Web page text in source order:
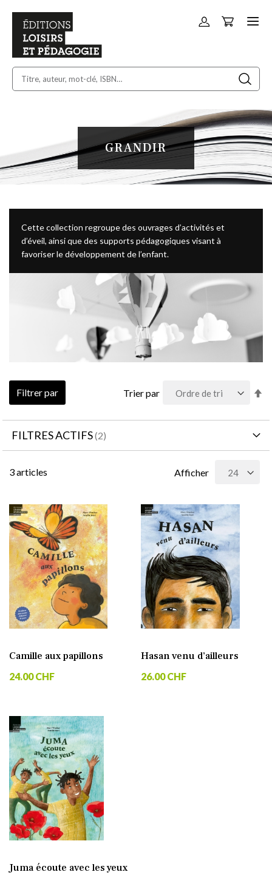
Allez
Panier
GRANDIR
Cette collection regroupe des ouvrages d’activités et
d’éveil, ainsi que des supports pédagogiques visant à
favoriser le développement de l’enfant.
3articles Afficher
Trier par
Camille aux papillons
24.00 CHF
Hasan venu d’ailleurs
26.00 CHF
Juma écoute avec les yeux
Filtrer par
FILTRES ACTIFS